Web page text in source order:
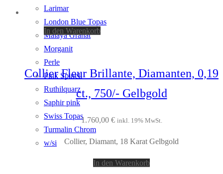
Larimar
London Blue Topas
Malaya Granat
Morganit
Perle
Pink Spinell
Ruthilquarz
Saphir pink
Swiss Topas
Turmalin Chrom
w/si
In den Warenkorb
Collier Fleur Brillante, Diamanten, 0,19
ct., 750/- Gelbgold
1.760,00 € inkl. 19% MwSt.
Collier, Diamant, 18 Karat Gelbgold
In den Warenkorb